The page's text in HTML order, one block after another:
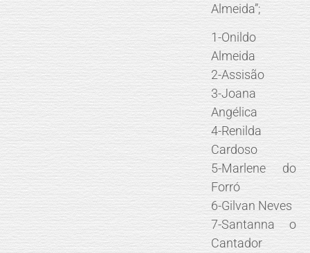
Almeida”;
1-Onildo
Almeida
2-Assisão
3-Joana
Angélica
4-Renilda
Cardoso
5-Marlene do
Forró
6-Gilvan Neves
7-Santanna o
Cantador